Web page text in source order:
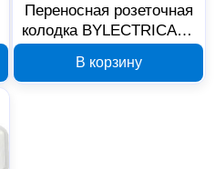
Переносная розеточная
колодка BYLECTRICA 4-
Р16-338
В корзину